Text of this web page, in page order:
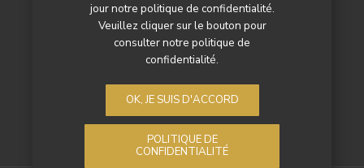
jour notre politique de confidentialité.
Veuillez cliquer sur le bouton pour
consulter notre politique de
confidentialité.
OK, JE SUIS D'ACCORD
POLITIQUE DE
CONFIDENTIALITÉ
Mentions légales
Politique de confidentialité